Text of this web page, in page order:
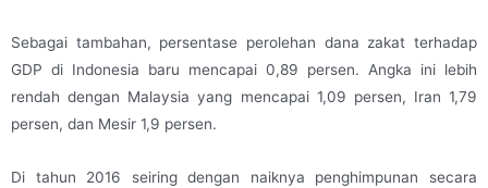
Sebagai tambahan, persentase perolehan dana zakat terhadap
GDP di Indonesia baru mencapai 0,89 persen. Angka ini lebih
rendah dengan Malaysia yang mencapai 1,09 persen, Iran 1,79
persen, dan Mesir 1,9 persen.
Di tahun 2016 seiring dengan naiknya penghimpunan secara